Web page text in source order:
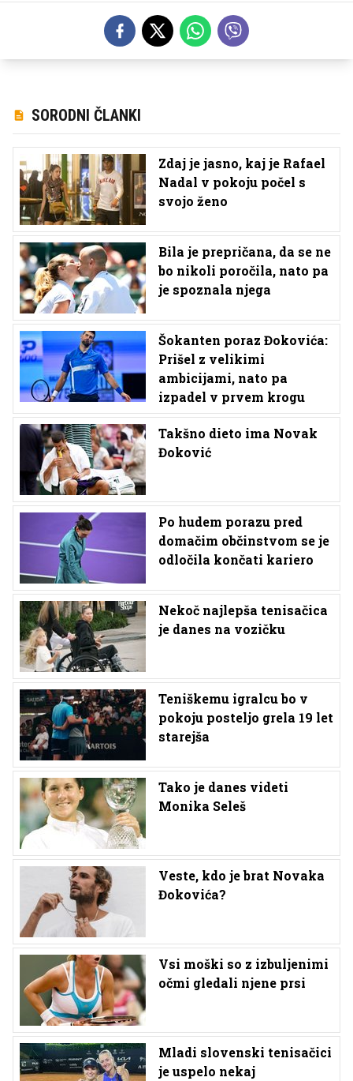
SORODNI ČLANKI
Zdaj je jasno, kaj je Rafael
Nadal v pokoju počel s
svojo ženo
Bila je prepričana, da se ne
bo nikoli poročila, nato pa
je spoznala njega
Šokanten poraz Đokovića:
Prišel z velikimi
ambicijami, nato pa
izpadel v prvem krogu
Takšno dieto ima Novak
Đoković
Po hudem porazu pred
domačim občinstvom se je
odločila končati kariero
Nekoč najlepša tenisačica
je danes na vozičku
Teniškemu igralcu bo v
pokoju posteljo grela 19 let
starejša
Tako je danes videti
Monika Seleš
Veste, kdo je brat Novaka
Đokovića?
Vsi moški so z izbuljenimi
očmi gledali njene prsi
Mladi slovenski tenisačici
je uspelo nekaj